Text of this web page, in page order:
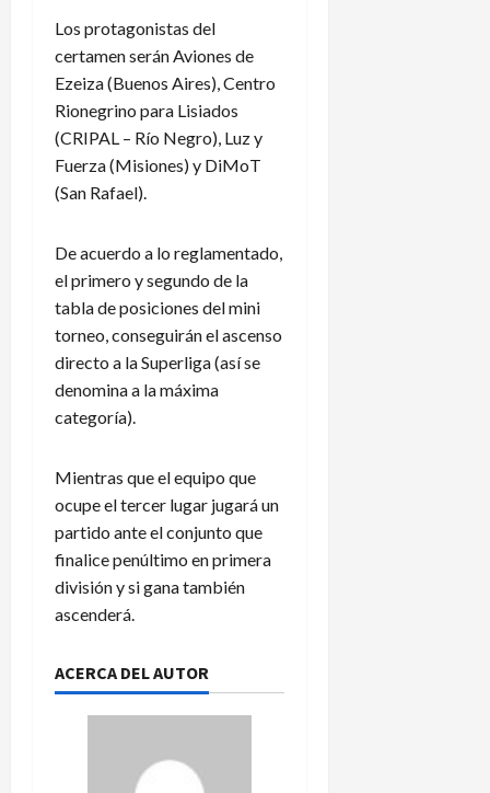
Los protagonistas del
certamen serán Aviones de
Ezeiza (Buenos Aires), Centro
Rionegrino para Lisiados
(CRIPAL – Río Negro), Luz y
Fuerza (Misiones) y DiMoT
(San Rafael).
De acuerdo a lo reglamentado,
el primero y segundo de la
tabla de posiciones del mini
torneo, conseguirán el ascenso
directo a la Superliga (así se
denomina a la máxima
categoría).
Mientras que el equipo que
ocupe el tercer lugar jugará un
partido ante el conjunto que
finalice penúltimo en primera
división y si gana también
ascenderá.
ACERCA DEL AUTOR